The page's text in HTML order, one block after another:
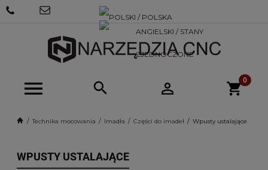
SKLEP@NARZEDZIACNC.PL
Technika mocowania Imadła Części do imadeł Wpusty ustalające
WPUSTY USTALAJĄCE